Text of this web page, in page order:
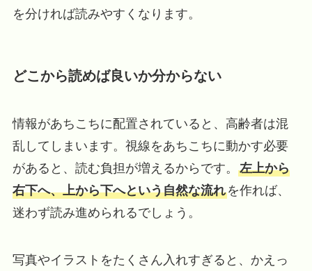
を分ければ読みやすくなります。
どこから読めば良いか分からない
情報があちこちに配置されていると、高齢者は混
乱してしまいます。視線をあちこちに動かす必要
があると、読む負担が増えるからです。 左上から
右下へ、上から下へという自然な流れを作れば、
迷わず読み進められるでしょう。
写真やイラストをたくさん入れすぎると、かえっ